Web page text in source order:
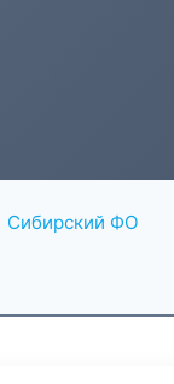
Сибирский ФО